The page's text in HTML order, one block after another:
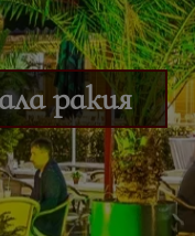
ракия